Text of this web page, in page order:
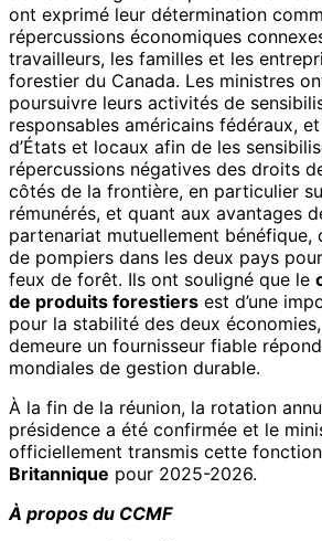
ont exprimé leur détermination
répercussions économiques
travailleurs, les familles et les
forestier du Canada. Les ministres
poursuivre leurs activités de
responsables américains fédéraux,
d’États et locaux afin de les
répercussions négatives des droits
côtés de la frontière, en particulier
rémunérés, et quant aux avantages
partenariat mutuellement bénéfique,
de pompiers dans les deux pays
feux de forêt. Ils ont souligné que le
de produits forestiers est d’une
pour la stabilité des deux
demeure un fournisseur fiable
mondiales de gestion durable.
À la fin de la réunion, la rotation
présidence a été confirmée et le
officiellement transmis cette
Britannique pour 2025-2026.
À propos du CCMF